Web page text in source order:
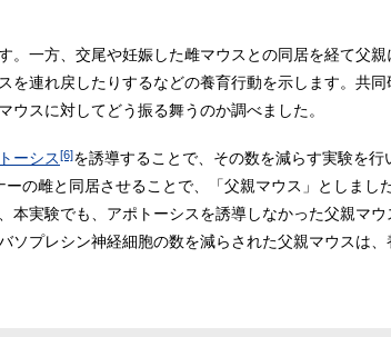
。一方、交尾や妊娠した雌マウスとの同居を経て父
を連れ戻したりするなどの養育行動を示します。共
スに対してどう振る舞うのか調べました。
ーシス[6]を誘導することで、その数を減らす実験を
の雌と同居させることで、「父親マウス」としまし
本実験でも、アポトーシスを誘導しなかった父親マ
ソプレシン神経細胞の数を減らされた父親マウスは